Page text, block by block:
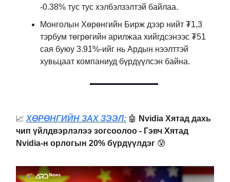
-0.38% тус тус хэлбэлзэлтэй байлаа.
Монголын Хөрөнгийн Бирж дээр нийт ₮1,3
тэрбум төгрөгийн арилжаа хийгдсэнээс ₮51
сая буюу 3.91%-ийг нь Ардын нээлттэй
хувьцаат компаниуд бүрдүүлсэн байна.
📈 ХӨРӨНГИЙН ЗАХ ЗЭЭЛ: 🤖 Nvidia Хятад дахь
чип үйлдвэрлэлээ зогсоолоо - Гэвч Хятад
Nvidia-н орлогын 20% бүрдүүлдэг 😰